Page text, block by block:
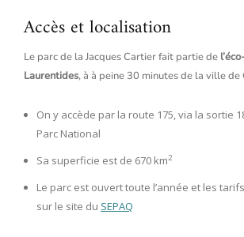
Accès et localisation
Le parc de la Jacques Cartier fait partie de
Laurentides, à à peine 30 minutes de la ville de
On y accède par la route 175, via la sortie
Parc National
Sa superficie est de 670 km2
Le parc est ouvert toute l’année et les
sur le site du SEPAQ